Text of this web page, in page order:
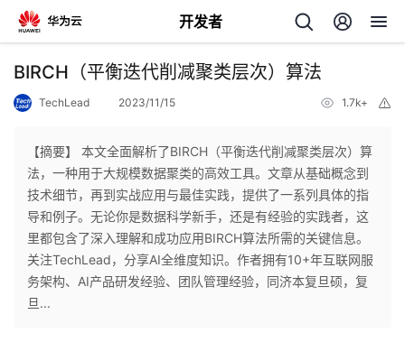
开发者
返
个
人
主
我
的
BIRCH（平衡迭代削减聚类层次）算法
TechLead 2023/11/15 1.7k+
【摘要】 本文全面解析了BIRCH（平衡迭代削减聚类层次）算
法，一种用于大规模数据聚类的高效工具。文章从基础概念到
技术细节，再到实战应用与最佳实践，提供了一系列具体的指
导和例子。无论你是数据科学新手，还是有经验的实践者，这
里都包含了深入理解和成功应用BIRCH算法所需的关键信息。
关注TechLead，分享AI全维度知识。作者拥有10+年互联网服
务架构、AI产品研发经验、团队管理经验，同济本复旦硕，复
旦...